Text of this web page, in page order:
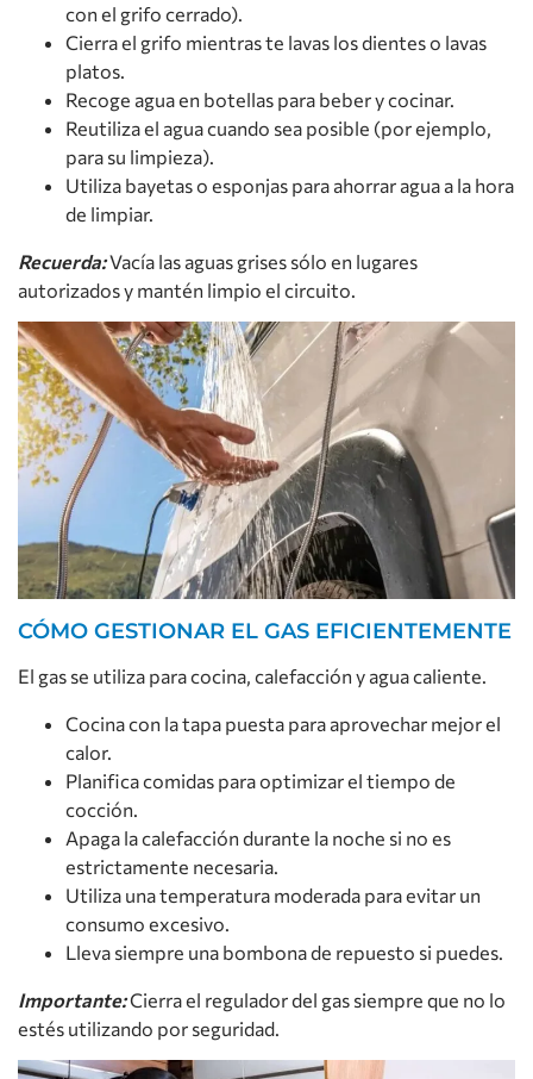
con el grifo cerrado).
Cierra el grifo mientras te lavas los dientes o lavas
platos.
Recoge agua en botellas para beber y cocinar.
Reutiliza el agua cuando sea posible (por ejemplo,
para su limpieza).
Utiliza bayetas o esponjas para ahorrar agua a la hora
de limpiar.
Recuerda:Vacía las aguas grises sólo en lugares
autorizados y mantén limpio el circuito.
CÓMO GESTIONAR EL GAS EFICIENTEMENTE
El gas se utiliza para cocina, calefacción y agua caliente.
Cocina con la tapa puesta para aprovechar mejor el
calor.
Planifica comidas para optimizar el tiempo de
cocción.
Apaga la calefacción durante la noche si no es
estrictamente necesaria.
Utiliza una temperatura moderada para evitar un
consumo excesivo.
Lleva siempre una bombona de repuesto si puedes.
Importante:Cierra el regulador del gas siempre que no lo
estés utilizando por seguridad.